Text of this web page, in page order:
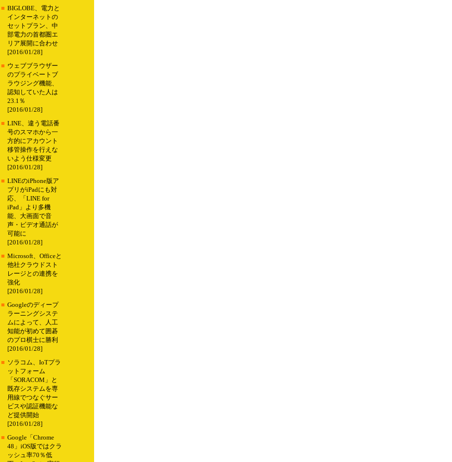
■ BIGLOBE、電力と
インターネットの
セットプラン、中
部電力の首都圏エ
リア展開に合わせ
[2016/01/28]
■ ウェブブラウザー
のプライベートブ
ラウジング機能、
認知していた人は
23.1％
[2016/01/28]
■ LINE、違う電話番
号のスマホから一
方的にアカウント
移管操作を行えな
いよう仕様変更
[2016/01/28]
■ LINEのiPhone版ア
プリがiPadにも対
応、「LINE for
iPad」より多機
能、大画面で音
声・ビデオ通話が
可能に
[2016/01/28]
■ Microsoft、Officeと
他社クラウドスト
レージとの連携を
強化
[2016/01/28]
■ Googleのディープ
ラーニングシステ
ムによって、人工
知能が初めて囲碁
のプロ棋士に勝利
[2016/01/28]
■ ソラコム、IoTプラ
ットフォーム
「SORACOM」と
既存システムを専
用線でつなぐサー
ビスや認証機能な
ど提供開始
[2016/01/28]
■ Google「Chrome
48」iOS版ではクラ
ッシュ率70％低